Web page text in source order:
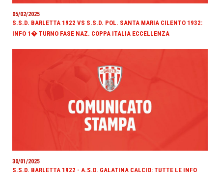
05/02/2025
S.S.D. BARLETTA 1922 VS S.S.D. POL. SANTA MARIA CILENTO 1932:
INFO 1� TURNO FASE NAZ. COPPA ITALIA ECCELLENZA
30/01/2025
S.S.D. BARLETTA 1922 - A.S.D. GALATINA CALCIO: TUTTE LE INFO